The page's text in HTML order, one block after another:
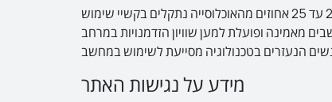
אתר אינטרנט נגיש הוא אתר המאפשר לאנשים עם מוגבלות ולאנשים מבוגרים לגלוש באותה רמה של יעילות והנאה ככל הגולשים, כ- 20 עד 25 אחוזים מהאוכלוסייה נתקלים בקשיי שימוש
2003 ע"י חברת מייקרוסופט. חברת אנשים ומחשבים מאמינה ופועלת למען שוויון הזדמנויות במרחב
מידע על נגישות האתר